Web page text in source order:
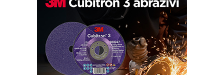
IB BLUMENAUER - više od 40 godina
poverenja u industriji
COMBYPACK
RMQ-TITAN ADVANCED INDICATOR
– Pametna signalizacija za efikasnije
upravljanje mašinama